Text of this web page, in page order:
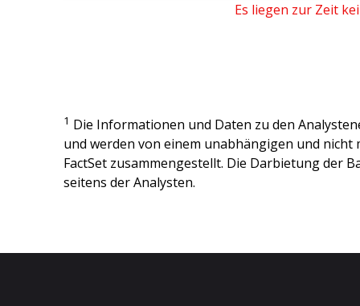
Es liegen zur Zeit
1 Die Informationen und Daten zu den
und werden von einem unabhängigen und nicht
FactSet zusammengestellt. Die Darbietung der
seitens der Analysten.